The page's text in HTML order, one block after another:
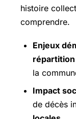
histoire
comprendre.
Enjeux
la
Impact
de décès